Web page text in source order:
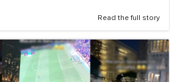
Read the full story